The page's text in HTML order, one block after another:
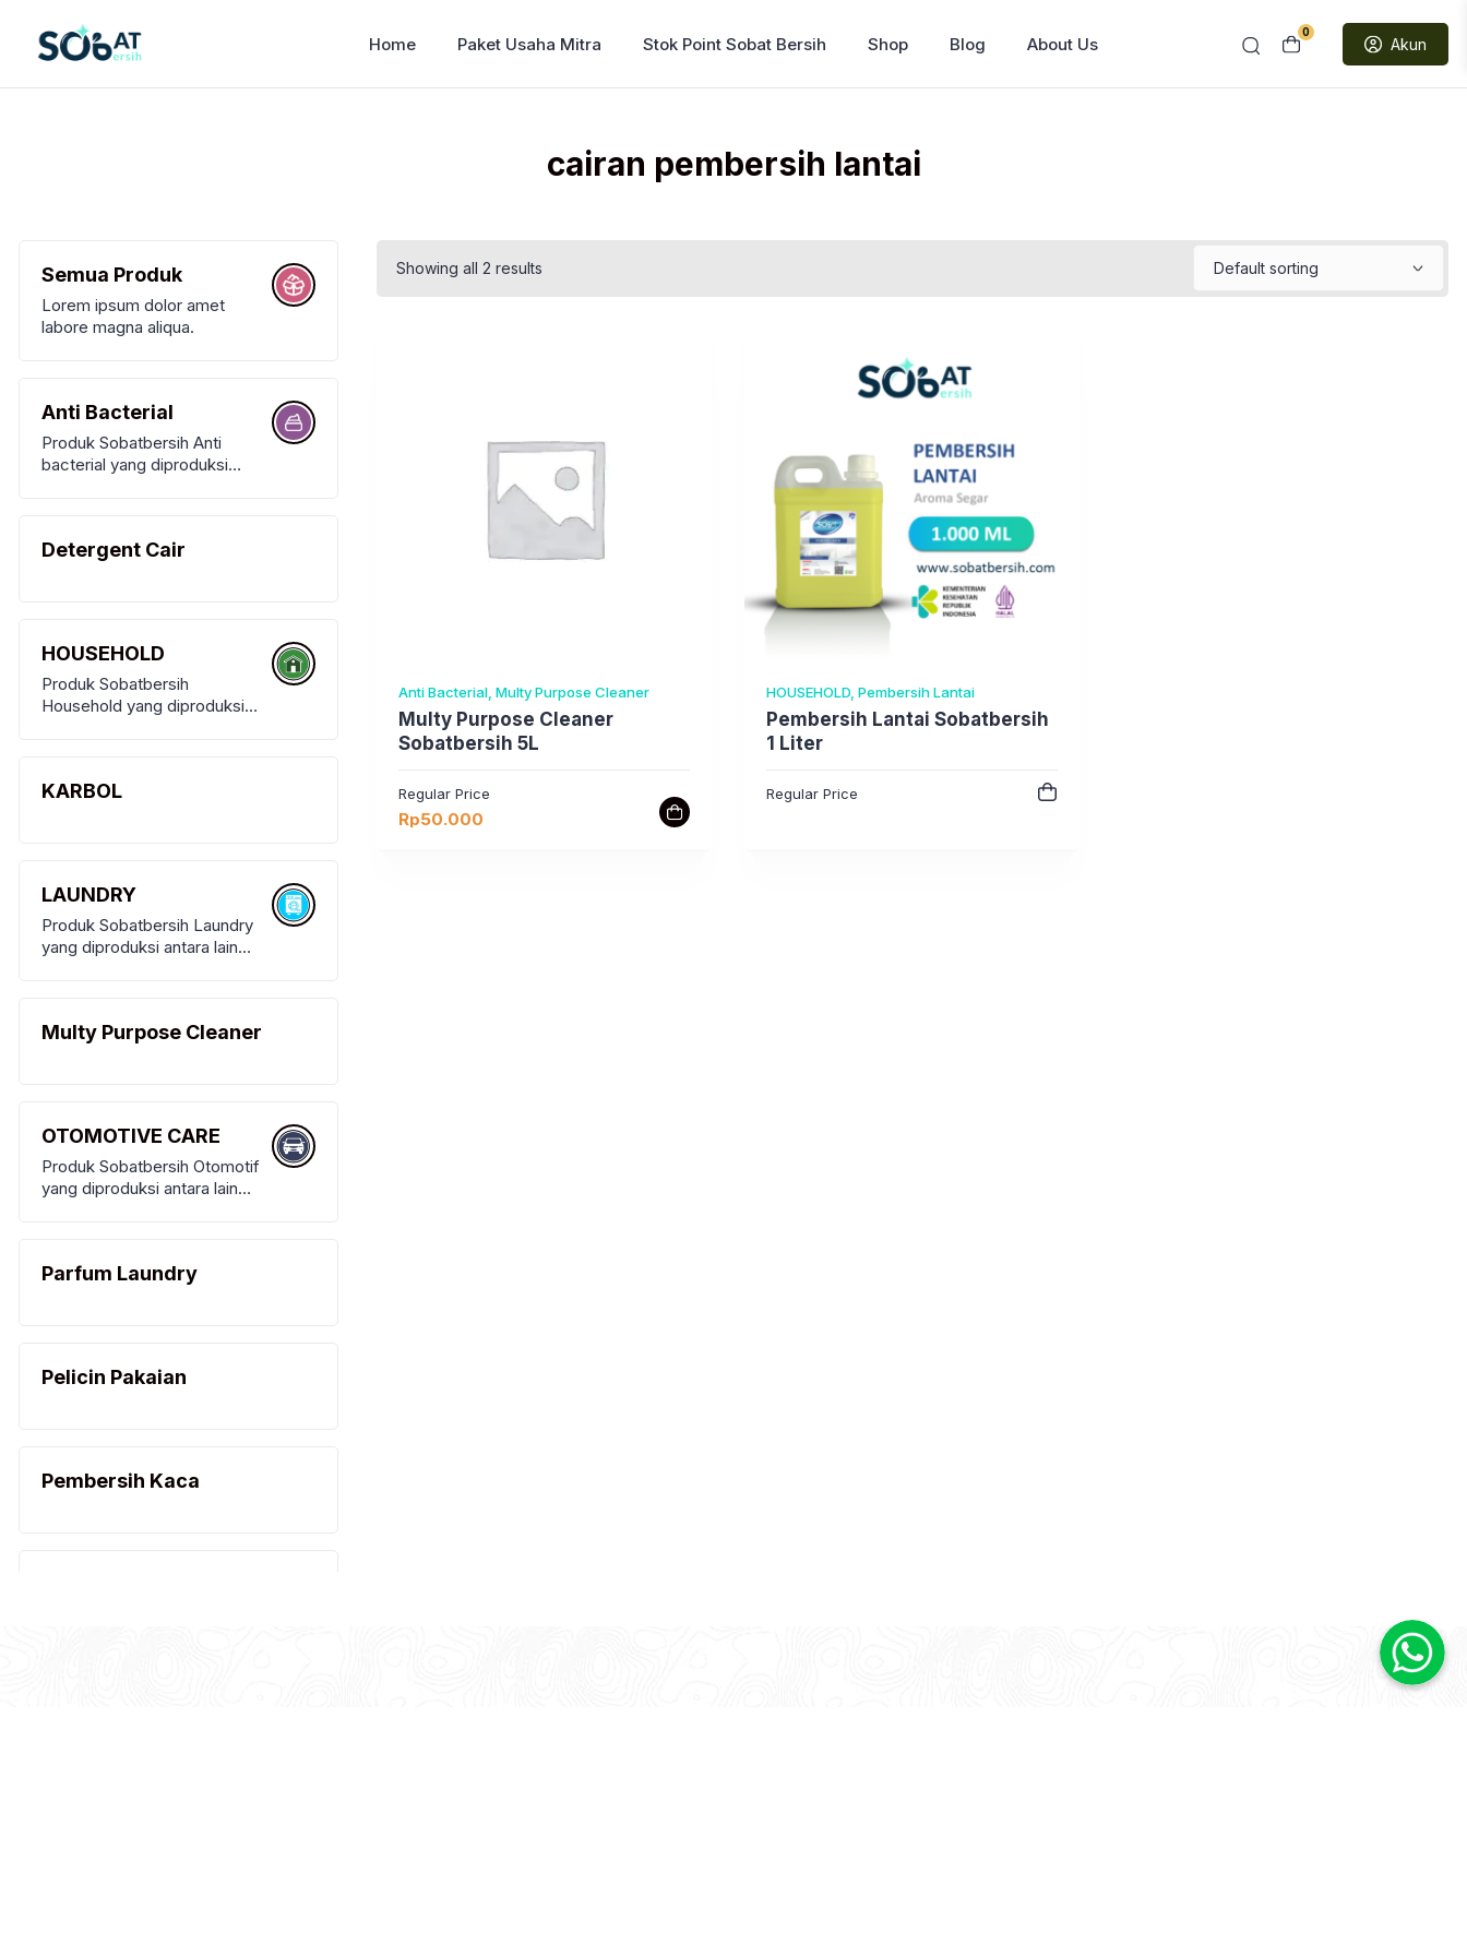
0
Akun
Home Paket Usaha Mitra Stok Point Sobat Bersih Shop Blog About Us
cairan pembersih lantai
Semua Produk
Lorem ipsum dolor amet
labore magna aliqua.
Anti Bacterial
Produk Sobatbersih Anti
bacterial yang diproduksi
Kamar Mandi
Detergent Cair
HOUSEHOLD
Produk Sobatbersih
Household yang diproduksi
KARBOL
LAUNDRY
Produk Sobatbersih Laundry
yang diproduksi antara lain
Multy Purpose Cleaner
OTOMOTIVE CARE
Produk Sobatbersih Otomotif
yang diproduksi antara lain
Parfum Laundry
Pelicin Pakaian
Pembersih Kaca
Showing all 2 results
Anti Bacterial, Multy Purpose Cleaner
Multy Purpose Cleaner
Sobatbersih 5L
Regular Price
Rp50.000
HOUSEHOLD, Pembersih Lantai
Pembersih Lantai Sobatbersih
1 Liter
Regular Price